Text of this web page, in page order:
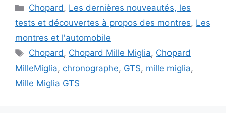
Catégories
Chopard, Les dernières nouveautés, les
tests et découvertes à propos des montres, Les
montres et l'automobile
Étiquettes
Chopard, Chopard Mille Miglia, Chopard
MilleMiglia, chronographe, GTS, mille miglia,
Mille Miglia GTS